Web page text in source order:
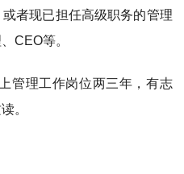
者现已担任高级职务的管理
CEO等。
理工作岗位两三年，有志
。